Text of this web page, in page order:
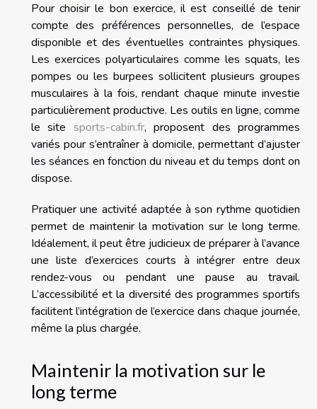
Pour choisir le bon exercice, il est conseillé de tenir
compte des préférences personnelles, de l’espace
disponible et des éventuelles contraintes physiques.
Les exercices polyarticulaires comme les squats, les
pompes ou les burpees sollicitent plusieurs groupes
musculaires à la fois, rendant chaque minute investie
particulièrement productive. Les outils en ligne, comme
le site sports-cabin.fr, proposent des programmes
variés pour s’entraîner à domicile, permettant d’ajuster
les séances en fonction du niveau et du temps dont on
dispose.
Pratiquer une activité adaptée à son rythme quotidien
permet de maintenir la motivation sur le long terme.
Idéalement, il peut être judicieux de préparer à l’avance
une liste d’exercices courts à intégrer entre deux
rendez-vous ou pendant une pause au travail.
L’accessibilité et la diversité des programmes sportifs
facilitent l’intégration de l’exercice dans chaque journée,
même la plus chargée.
Maintenir la motivation sur le
long terme